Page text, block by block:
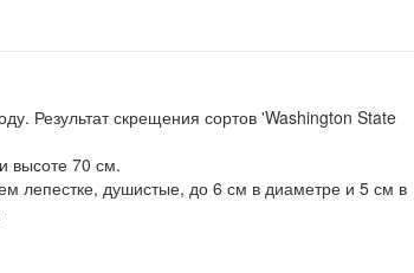
Результат скрещения сортов 'Washington State
высоте 70 см.
лепестке, душистые, до 6 см в диаметре и 5 см в